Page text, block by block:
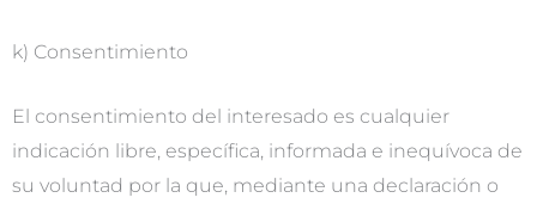
k) Consentimiento
El consentimiento del interesado es cualquier
indicación libre, específica, informada e inequívoca de
su voluntad por la que, mediante una declaración o